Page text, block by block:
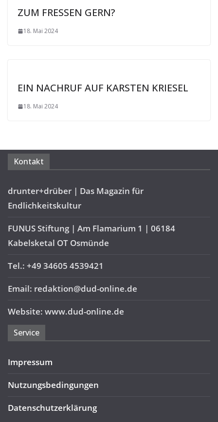
ZUM FRESSEN GERN?
18. Mai 2024
EIN NACHRUF AUF KARSTEN KRIESEL
18. Mai 2024
Kontakt
drunter+drüber | Das Magazin für
Endlichkeitskultur
FUNUS Stiftung | Am Flamarium 1 | 06184
Kabelsketal OT Osmünde
Tel.: +49 34605 4539421
Email: redaktion@dud-online.de
Website: www.dud-online.de
Service
Impressum
Nutzungsbedingungen
Datenschutzerklärung